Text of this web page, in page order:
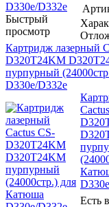
Быстрый
просмотр
Картридж лазерный
D320T24KM
пурпурный
D330e/D332e
Есть